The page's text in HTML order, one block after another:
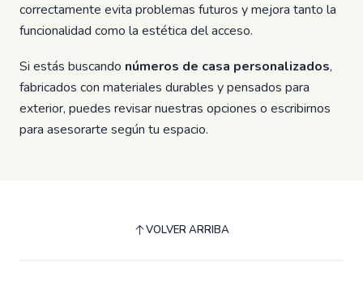
correctamente evita problemas futuros y mejora tanto la
funcionalidad como la estética del acceso.
Si estás buscando números de casa personalizados,
fabricados con materiales durables y pensados para
exterior, puedes revisar nuestras opciones o escribirnos
para asesorarte según tu espacio.
VOLVER ARRIBA